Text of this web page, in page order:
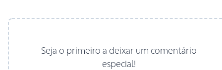
Seja o primeiro a deixar um comentário
especial!